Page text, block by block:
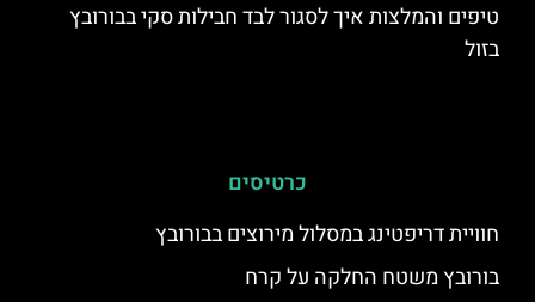
טיפים והמלצות איך לסגור לבד חבילות סקי בבורובץ
בזול
כרטיסים
חוויית דריפטינג במסלול מירוצים בבורובץ
בורובץ משטח החלקה על קרח